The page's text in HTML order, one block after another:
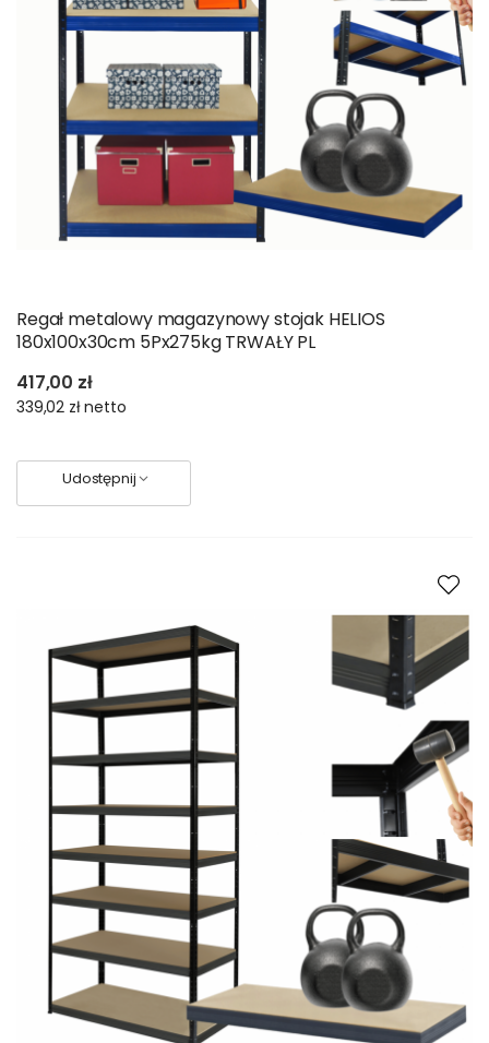
Regał metalowy magazynowy stojak HELIOS
180x100x30cm 5Px275kg TRWAŁY PL
417,00 zł
339,02 złnetto
Udostępnij